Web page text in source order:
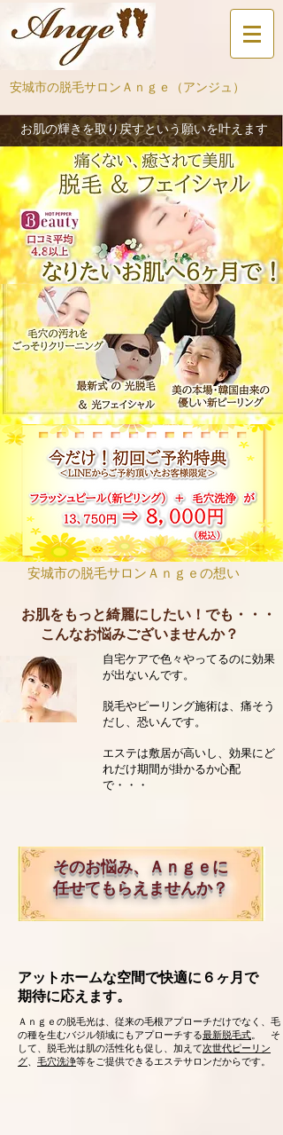
安城市の脱毛サロンＡｎｇｅ（アンジュ）
お肌の輝きを取り戻すという願いを叶えます
安城市の脱毛サロンＡｎｇｅの想い
お肌をもっと綺麗にしたい！でも・・・
こんなお悩みございませんか？
自宅ケアで色々やってるのに効果
が出ないんです。
脱毛やピーリング施術は、痛そう
だし、恐いんです。
エステは敷居が高いし、効果にど
れだけ期間が掛かるか心配
で・・・
そのお悩み、Ａｎｇｅに
任せてもらえませんか？
アットホームな空間で快適に６ヶ月で
期待に応えます。
Ａｎｇｅの脱毛光は、従来の毛根アプローチだけでなく、毛
の種を生むバジル領域にもアプローチする最新脱毛式。 そ
して、脱毛光は肌の活性化も促し、加えて次世代ピーリン
グ、 毛穴洗浄等をご提供できるエステサロンだからです。